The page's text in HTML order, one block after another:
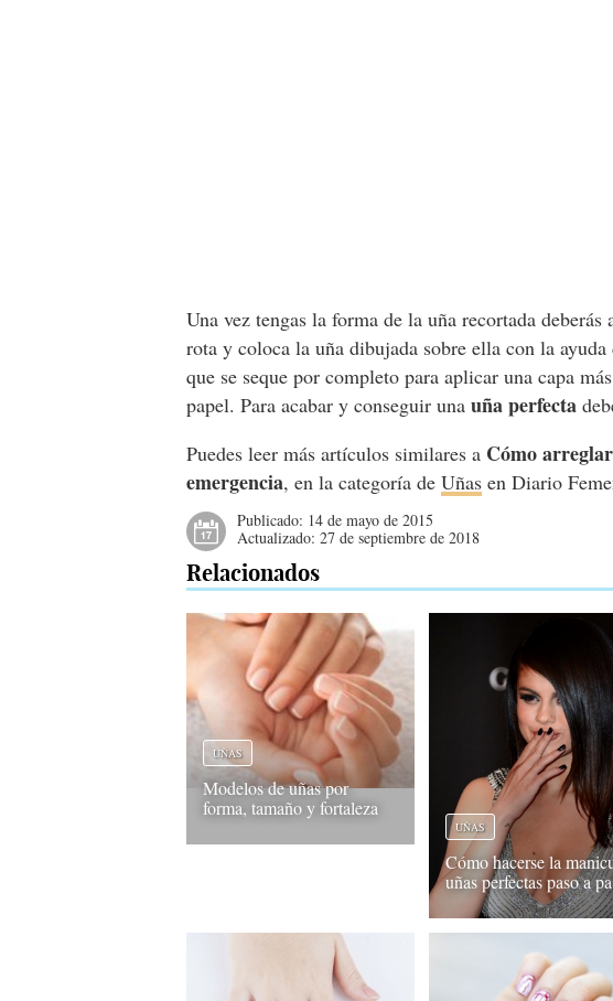
Una vez tengas la forma de la uña recortada
rota y coloca la uña dibujada sobre ella con la ayuda
que se seque por completo para aplicar una capa
papel. Para acabar y conseguir una uña perfecta
Puedes leer más artículos similares a Cómo
emergencia, en la categoría deUñas en Diario
Publicado: 14 de mayo de 2015
Actualizado:27 de septiembre de 2018
Relacionados
UÑAS
Modelos de uñas por
forma, tamaño y fortaleza
UÑAS
Cómo hacerse la
uñas perfectas paso a